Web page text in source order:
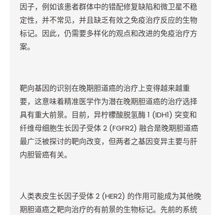
因子，例如该患者群体中的错配修复缺陷和微卫星不稳
定性，并不常见，并且缺乏有效之免疫治疗反应的生物
标记。因此，仍需要多样化的观点和改进的免疫治疗方
案。
靶向基因的识别在晚期胆道癌的治疗上变得越来越重
要，这意味着精准医学作为潜在晚期胆道癌的治疗选择
具有重大前景。目前，异柠檬酸脱氢酶1 (IDH1) 突变和
纤维母细胞生长因子受体2 (FGFR2) 融合是晚期胆道癌
最广泛被探讨的靶向改变，但两者之基因变异主要与肝
内胆管癌有关。
人类表皮生长因子受体2 (HER2) 的作用可能成为其他晚
期胆道癌之靶向治疗的有前景的生物标记。先前的系统